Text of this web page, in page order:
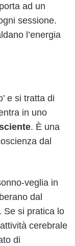
ad un
sessione.
l’energia
e si tratta di
in uno
. È una
dal
veglia in
dal
Se si pratica lo
cerebrale
di